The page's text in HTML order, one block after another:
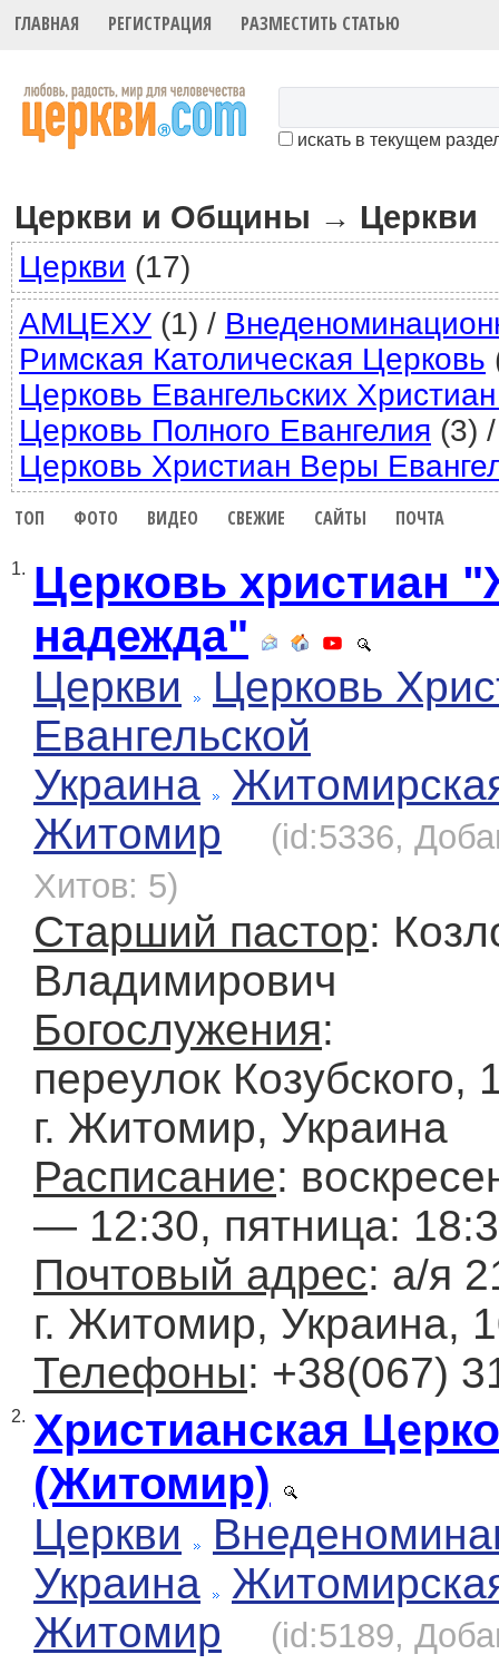
ГЛАВНАЯ РЕГИСТРАЦИЯ РАЗМЕСТИТЬ СТАТЬЮ
искать в текущем
Церкви и Общины → Церкви
Церкви (17)
АМЦЕХУ (1) /
Римская Католическая Церковь
Церковь Евангельских
Церковь Полного Евангелия (3) /
Церковь Христиан Веры
ТОП ФОТО ВИДЕО СВЕЖИЕ САЙТЫ ПОЧТА
1. Церковь христиан
надежда"
Церкви
Церковь
Евангельской
Украина
Житомир
(id:5336,
Хитов: 5)
Старший пастор:
Владимирович
Богослужения:
переулок Козубского,
г. Житомир, Украина
Расписание:
— 12:30, пятница:
Почтовый адрес: а/я
г. Житомир, Украина,
Телефоны: +38(067)
2. Христианская
(Житомир)
Церкви
Украина
Житомир
(id:5189,